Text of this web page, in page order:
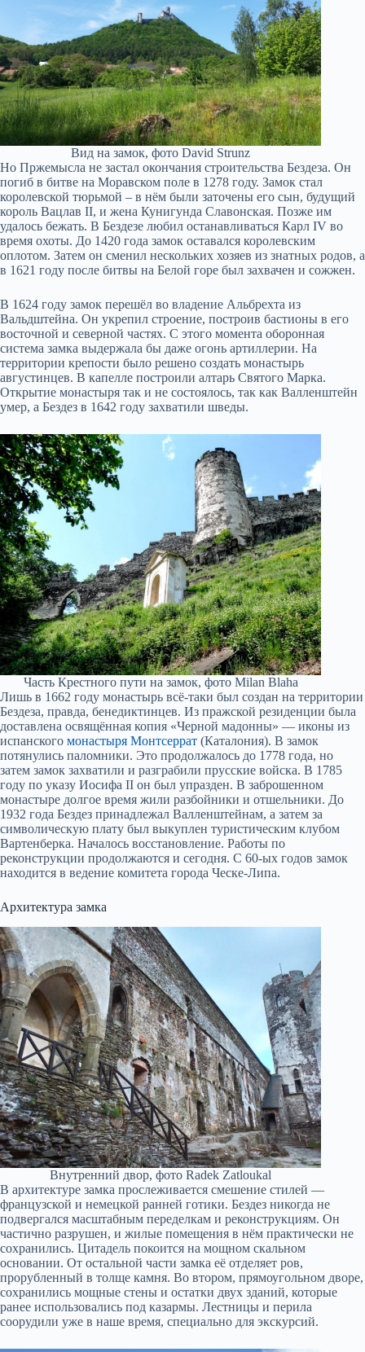
Вид на замок, фото David Strunz
Но Пржемысла не застал окончания строительства Бездеза. Он
погиб в битве на Моравском поле в 1278 году. Замок стал
королевской тюрьмой – в нём были заточены его сын, будущий
король Вацлав II, и жена Кунигунда Славонская. Позже им
удалось бежать. В Бездезе любил останавливаться Карл IV во
время охоты. До 1420 года замок оставался королевским
оплотом. Затем он сменил нескольких хозяев из знатных родов, а
в 1621 году после битвы на Белой горе был захвачен и сожжен.
В 1624 году замок перешёл во владение Альбрехта из
Вальдштейна. Он укрепил строение, построив бастионы в его
восточной и северной частях. С этого момента оборонная
система замка выдержала бы даже огонь артиллерии. На
территории крепости было решено создать монастырь
августинцев. В капелле построили алтарь Святого Марка.
Открытие монастыря так и не состоялось, так как Валленштейн
умер, а Бездез в 1642 году захватили шведы.
Часть Крестного пути на замок, фото Milan Blaha
Лишь в 1662 году монастырь всё-таки был создан на территории
Бездеза, правда, бенедиктинцев. Из пражской резиденции была
доставлена освящённая копия «Черной мадонны» — иконы из
испанского монастыря Монтсеррат (Каталония). В замок
потянулись паломники. Это продолжалось до 1778 года, но
затем замок захватили и разграбили прусские войска. В 1785
году по указу Иосифа II он был упразден. В заброшенном
монастыре долгое время жили разбойники и отшельники. До
1932 года Бездез принадлежал Валленштейнам, а затем за
символическую плату был выкуплен туристическим клубом
Вартенберка. Началось восстановление. Работы по
реконструкции продолжаются и сегодня. С 60-ых годов замок
находится в ведение комитета города Ческе-Липа.
Архитектура замка
Внутренний двор, фото Radek Zatloukal
В архитектуре замка прослеживается смешение стилей —
французской и немецкой ранней готики. Бездез никогда не
подвергался масштабным переделкам и реконструкциям. Он
частично разрушен, и жилые помещения в нём практически не
сохранились. Цитадель покоится на мощном скальном
основании. От остальной части замка её отделяет ров,
прорубленный в толще камня. Во втором, прямоугольном дворе,
сохранились мощные стены и остатки двух зданий, которые
ранее использовались под казармы. Лестницы и перила
соорудили уже в наше время, специально для экскурсий.